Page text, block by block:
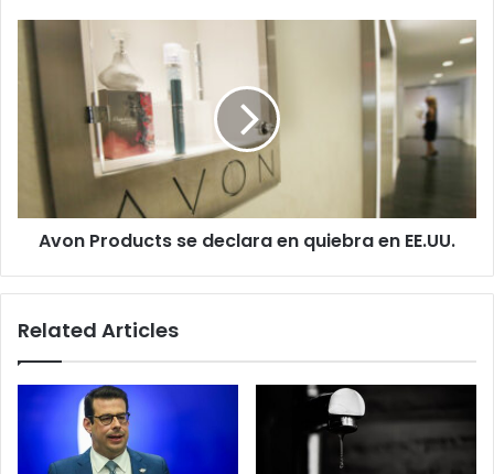
alcaldesa
Avon
quiebra
EE.UU.
Avon Products se declara en quiebra en EE.UU.
Related Articles